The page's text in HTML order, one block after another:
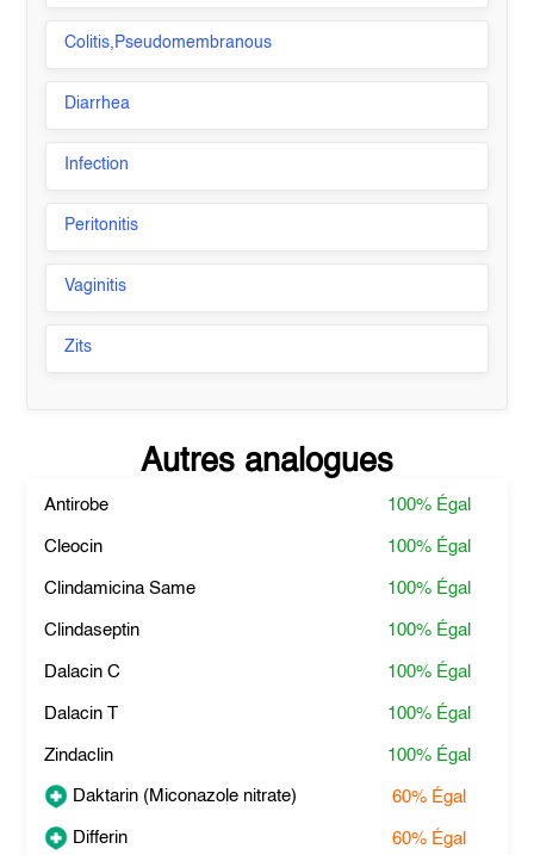
Colitis,Pseudomembranous
Diarrhea
Infection
Peritonitis
Vaginitis
Zits
Autres analogues
Antirobe 100% Égal
Cleocin 100% Égal
Clindamicina Same 100% Égal
Clindaseptin 100% Égal
Dalacin C 100% Égal
Dalacin T 100% Égal
Zindaclin 100% Égal
Daktarin (Miconazole nitrate) 60% Égal
Differin 60% Égal